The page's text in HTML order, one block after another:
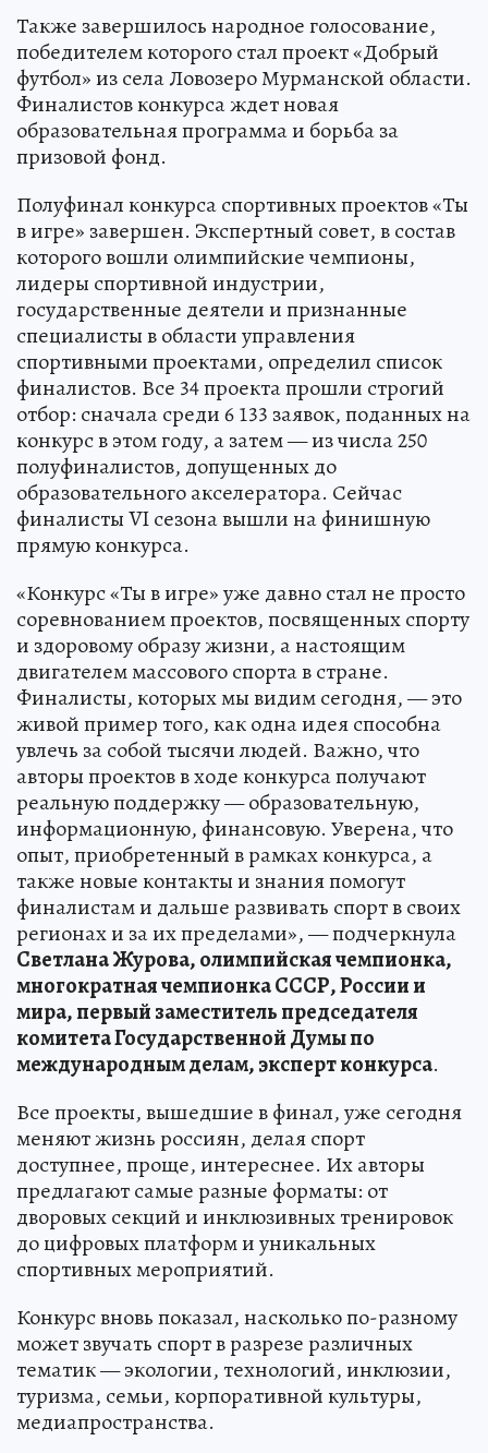
Также завершилось народное голосование,
победителем которого стал проект «Добрый
футбол» из села Ловозеро Мурманской области.
Финалистов конкурса ждет новая
образовательная программа и борьба за
призовой фонд.
Полуфинал конкурса спортивных проектов «Ты
в игре» завершен. Экспертный совет, в состав
которого вошли олимпийские чемпионы,
лидеры спортивной индустрии,
государственные деятели и признанные
специалисты в области управления
спортивными проектами, определил список
финалистов. Все 34 проекта прошли строгий
отбор: сначала среди 6 133 заявок, поданных на
конкурс в этом году, а затем — из числа 250
полуфиналистов, допущенных до
образовательного акселератора. Сейчас
финалисты VI сезона вышли на финишную
прямую конкурса.
«Конкурс «Ты в игре» уже давно стал не просто
соревнованием проектов, посвященных спорту
и здоровому образу жизни, а настоящим
двигателем массового спорта в стране.
Финалисты, которых мы видим сегодня, — это
живой пример того, как одна идея способна
увлечь за собой тысячи людей. Важно, что
авторы проектов в ходе конкурса получают
реальную поддержку — образовательную,
информационную, финансовую. Уверена, что
опыт, приобретенный в рамках конкурса, а
также новые контакты и знания помогут
финалистам и дальше развивать спорт в своих
регионах и за их пределами», — подчеркнула
Светлана Журова, олимпийская чемпионка,
многократная чемпионка СССР, России и
мира, первый заместитель председателя
комитета Государственной Думы по
международным делам, эксперт конкурса.
Все проекты, вышедшие в финал, уже сегодня
меняют жизнь россиян, делая спорт
доступнее, проще, интереснее. Их авторы
предлагают самые разные форматы: от
дворовых секций и инклюзивных тренировок
до цифровых платформ и уникальных
спортивных мероприятий.
Конкурс вновь показал, насколько по-разному
может звучать спорт в разрезе различных
тематик — экологии, технологий, инклюзии,
туризма, семьи, корпоративной культуры,
медиапространства.